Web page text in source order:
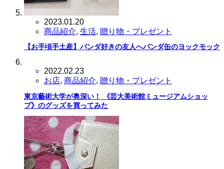
2023.01.20
商品紹介, 生活, 贈り物・プレゼント
【お手頃手土産】パンダ好きの友人へパンダ缶のヨックモック
2022.02.23
お店, 商品紹介, 贈り物・プレゼント
東京藝術大学が奥深い！ 《芸大美術館ミュージアムショッ
プ》のグッズを買ってみた